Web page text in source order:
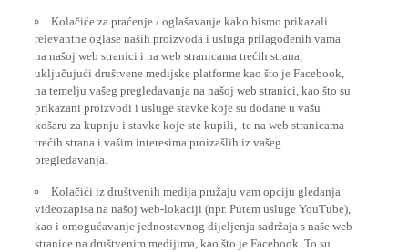
Kolačiće za praćenje / oglašavanje kako bismo prikazali
relevantne oglase naših proizvoda i usluga prilagođenih vama
na našoj web stranici i na web stranicama trećih strana,
uključujući društvene medijske platforme kao što je Facebook,
na temelju vašeg pregledavanja na našoj web stranici, kao što su
prikazani proizvodi i usluge stavke koje su dodane u vašu
košaru za kupnju i stavke koje ste kupili, te na web stranicama
trećih strana i vašim interesima proizašlih iz vašeg
pregledavanja.
Kolačići iz društvenih medija pružaju vam opciju gledanja
videozapisa na našoj web-lokaciji (npr. Putem usluge YouTube),
kao i omogućavanje jednostavnog dijeljenja sadržaja s naše web
stranice na društvenim medijima, kao što je Facebook. To su